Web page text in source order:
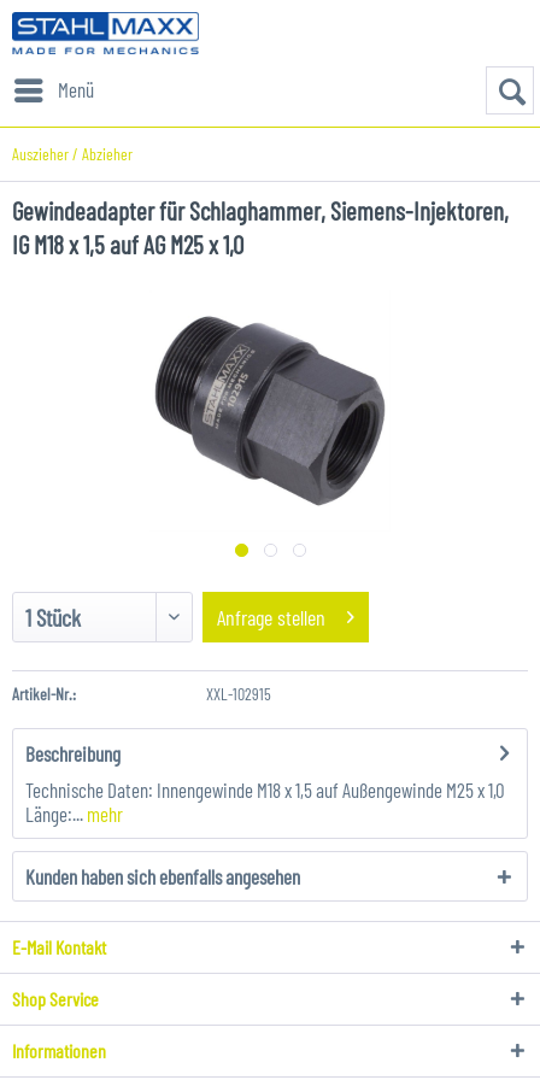
Menü
Auszieher / Abzieher
Gewindeadapter für Schlaghammer, Siemens-Injektoren,
IG M18 x 1,5 auf AG M25 x 1,0
Anfrage stellen
Artikel-Nr.: XXL-102915
Beschreibung
Technische Daten: Innengewinde M18 x 1,5 auf Außengewinde M25 x 1,0
Länge:... mehr
Kunden haben sich ebenfalls angesehen
E-Mail Kontakt
Shop Service
Informationen